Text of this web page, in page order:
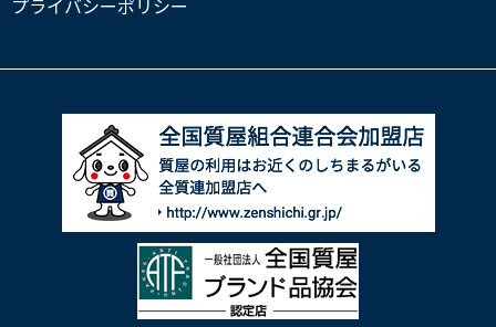
プライバシーポリシー